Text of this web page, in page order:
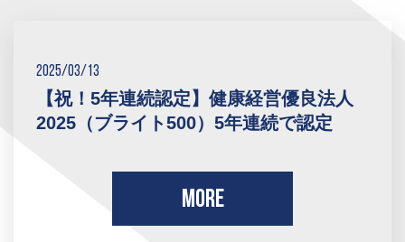
2025/03/13
【祝！5年連続認定】健康経営優良法人
2025（ブライト500）5年連続で認定
MORE